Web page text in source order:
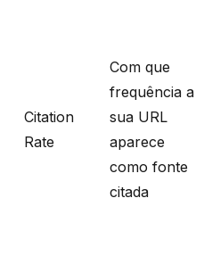
Citation
Rate
Com que
frequência a
sua URL
aparece
como fonte
citada